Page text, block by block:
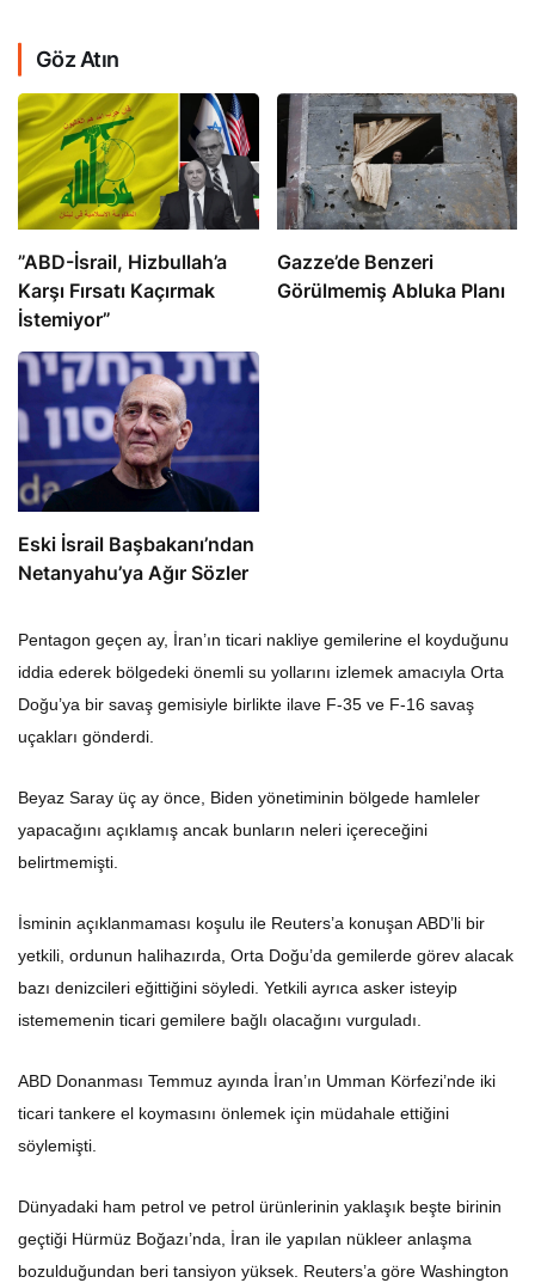
Göz Atın
​​​​​​​”ABD-İsrail, Hizbullah’a
Karşı Fırsatı Kaçırmak
İstemiyor”
​​​​​​​Gazze’de Benzeri
Görülmemiş Abluka Planı
Eski İsrail Başbakanı’ndan
Netanyahu’ya Ağır Sözler
Pentagon geçen ay, İran’ın ticari nakliye gemilerine el koyduğunu
iddia ederek bölgedeki önemli su yollarını izlemek amacıyla Orta
Doğu’ya bir savaş gemisiyle birlikte ilave F-35 ve F-16 savaş
uçakları gönderdi.
Beyaz Saray üç ay önce, Biden yönetiminin bölgede hamleler
yapacağını açıklamış ancak bunların neleri içereceğini
belirtmemişti.
İsminin açıklanmaması koşulu ile Reuters’a konuşan ABD’li bir
yetkili, ordunun halihazırda, Orta Doğu’da gemilerde görev alacak
bazı denizcileri eğittiğini söyledi. Yetkili ayrıca asker isteyip
istememenin ticari gemilere bağlı olacağını vurguladı.
ABD Donanması Temmuz ayında İran’ın Umman Körfezi’nde iki
ticari tankere el koymasını önlemek için müdahale ettiğini
söylemişti.
Dünyadaki ham petrol ve petrol ürünlerinin yaklaşık beşte birinin
geçtiği Hürmüz Boğazı’nda, İran ile yapılan nükleer anlaşma
bozulduğundan beri tansiyon yüksek. Reuters’a göre Washington